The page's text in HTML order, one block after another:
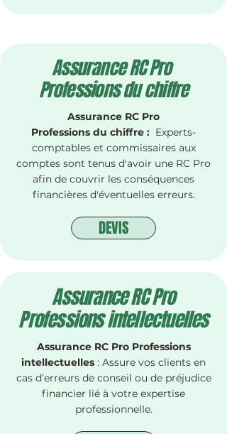
Assurance RC Pro
Professions du chiffre
Assurance RC Pro
Professions du chiffre : Experts-
comptables et commissaires aux
comptes sont tenus d'avoir une RC Pro
afin de couvrir les conséquences
financières d'éventuelles erreurs.
DEVIS
Assurance RC Pro
Professions intellectuelles
Assurance RC Pro Professions
intellectuelles : Assure vos clients en
cas d’erreurs de conseil ou de préjudice
financier lié à votre expertise
professionnelle.